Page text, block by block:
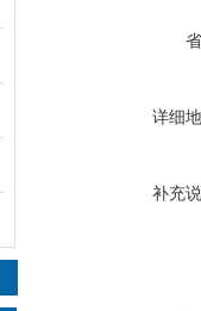
详细
补充